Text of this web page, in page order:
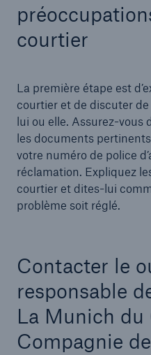
courtier
La première étape est
courtier et de discuter
lui ou elle. Assurez-vous
les documents
votre numéro de police
réclamation. Expliquez
courtier et dites-lui
problème soit réglé.
Contacter le
responsable
La Munich du
Compagnie
A+
A.M. Best
Careers
Careers with Munich